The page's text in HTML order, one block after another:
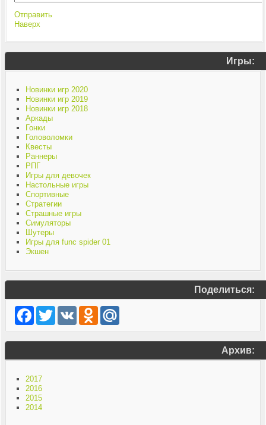
Отправить
Наверх
Игры:
Новинки игр 2020
Новинки игр 2019
Новинки игр 2018
Аркады
Гонки
Головоломки
Квесты
Раннеры
РПГ
Игры для девочек
Настольные игры
Спортивные
Стратегии
Страшные игры
Симуляторы
Шутеры
Игры для func spider 01
Экшен
Поделиться:
Facebook
TwitterVK Odnoklassniki
Mail.Ru
Архив:
2017
2016
2015
2014